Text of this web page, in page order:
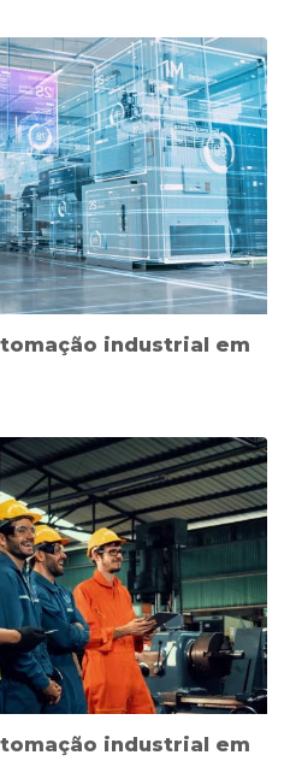
industrial em
industrial em